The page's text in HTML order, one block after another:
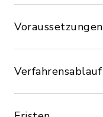
Voraussetzungen
Verfahrensablauf